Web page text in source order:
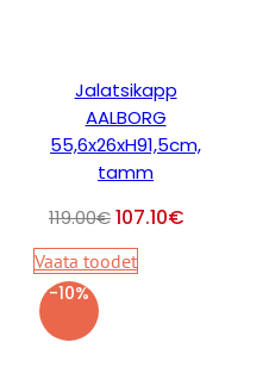
Jalatsikapp
AALBORG
55,6x26xH91,5cm,
tamm
119.00€107.10€
Vaata toodet
-10%